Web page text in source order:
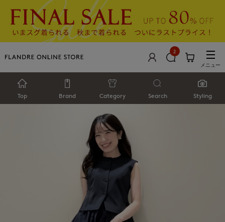
2
メニュー
Top Brand Category Search Styling